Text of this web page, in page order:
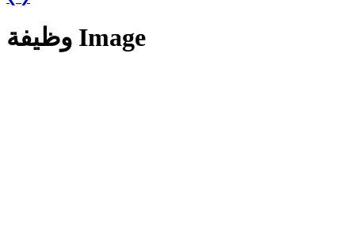
وظيفة Image